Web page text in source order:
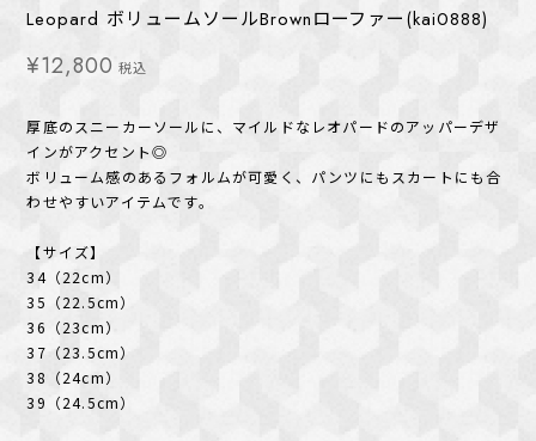
Leopard ボリュームソールBrownローファー(kai0888)
¥12,800 税込
厚底のスニーカーソールに、マイルドなレオパードのアッパーデザ
インがアクセント◎
ボリューム感のあるフォルムが可愛く、パンツにもスカートにも合
わせやすいアイテムです。
【サイズ】
34（22cm）
35（22.5cm）
36（23cm）
37（23.5cm）
38（24cm）
39（24.5cm）